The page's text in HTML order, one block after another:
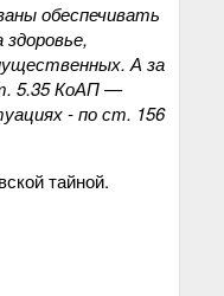
обеспечивать
А за
5.35 КоАП —
- по ст. 156
тайной.